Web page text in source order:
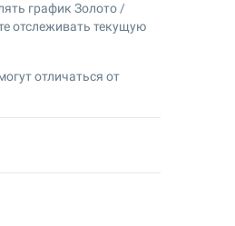
график Золото /
отслеживать текущую
отличаться от